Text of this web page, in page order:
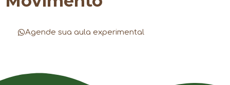
Agende sua aula experimental